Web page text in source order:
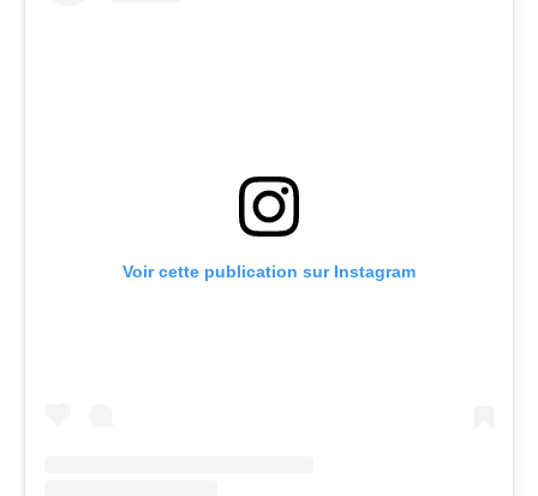
Voir cette publication sur Instagram